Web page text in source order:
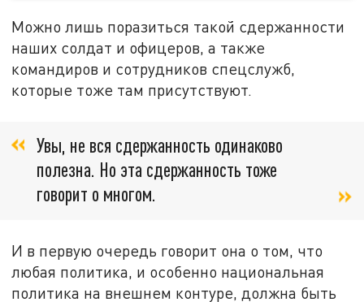
Можно лишь поразиться такой сдержанности
наших солдат и офицеров, а также
командиров и сотрудников спецслужб,
которые тоже там присутствуют.
Увы, не вся сдержанность одинаково
полезна. Но эта сдержанность тоже
говорит о многом.
И в первую очередь говорит она о том, что
любая политика, и особенно национальная
политика на внешнем контуре, должна быть